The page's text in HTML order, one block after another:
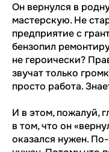
Он вернулся в
мастерскую. Не
предприятие с
бензопил
не героически?
звучат только
просто работа.
И в этом, пожалуй,
в том, что он
оказался нужен.